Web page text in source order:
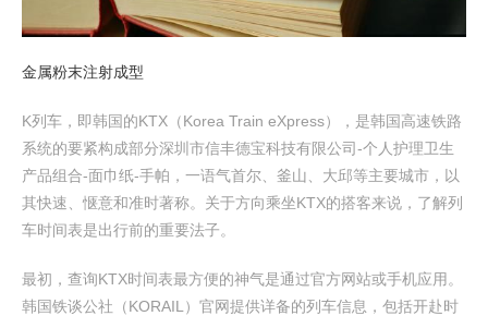
金属粉末注射成型
K列车，即韩国的KTX（Korea Train eXpress），是韩国高速铁路
系统的要紧构成部分深圳市信丰德宝科技有限公司-个人护理卫生
产品组合-面巾纸-手帕，一语气首尔、釜山、大邱等主要城市，以
其快速、惬意和准时著称。关于方向乘坐KTX的搭客来说，了解列
车时间表是出行前的重要法子。
最初，查询KTX时间表最方便的神气是通过官方网站或手机应用。
韩国铁谈公社（KORAIL）官网提供详备的列车信息，包括开赴时